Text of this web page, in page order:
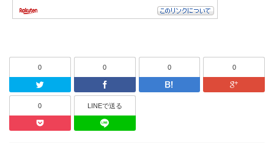
0
Twitter
0
Facebook
0
はてなブッ
0
0
Pocket
LINEで送る